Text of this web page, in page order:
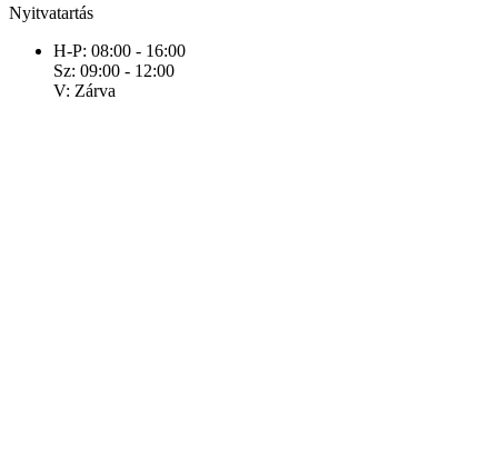
Nyitvatartás
H-P: 08:00 - 16:00
Sz: 09:00 - 12:00
V: Zárva